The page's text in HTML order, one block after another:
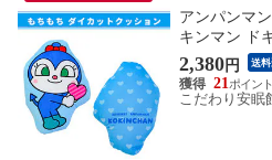
アンパンマ
キンマン ド
いい キャラ
日 ぬいぐる
【IHA-
2,380円 送
21
こだわり安眠